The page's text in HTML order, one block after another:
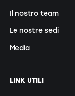
Il nostro team
Le nostre sedi
Media
LINK UTILI